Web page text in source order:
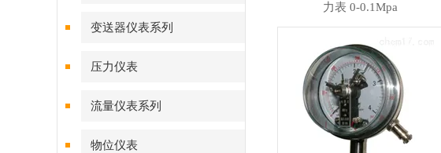
变送器仪表系列
压力仪表
流量仪表系列
物位仪表
力表 0-0.1Mpa